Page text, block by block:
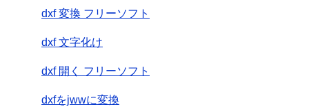
dxf 変換 フリーソフト
dxf 文字化け
dxf 開く フリーソフト
dxfをjwwに変換